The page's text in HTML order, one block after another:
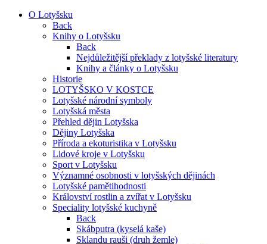
O Lotyšsku
Back
Knihy o Lotyšsku
Back
Nejdůležitější překlady z lotyšské literatury
Knihy a články o Lotyšsku
Historie
LOTYŠSKO V KOSTCE
Lotyšské národní symboly
Lotyšská města
Přehled dějin Lotyšska
Dějiny Lotyšska
Příroda a ekoturistika v Lotyšsku
Lidové kroje v Lotyšsku
Sport v Lotyšsku
Významné osobnosti v lotyšských dějinách
Lotyšské pamětihodnosti
Království rostlin a zvířat v Lotyšsku
Speciality lotyšské kuchyně
Back
Skábputra (kyselá kaše)
Sklandu rauši (druh žemle)